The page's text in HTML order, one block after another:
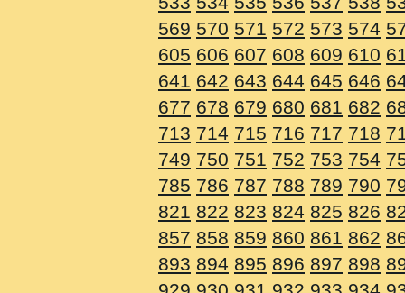
569 570 571 572 573 574
605 606 607 608 609 610
641 642 643 644 645 646
677 678 679 680 681 682
713 714 715 716 717 718
749 750 751 752 753 754
785 786 787 788 789 790
821 822 823 824 825 826
857 858 859 860 861 862
893 894 895 896 897 898